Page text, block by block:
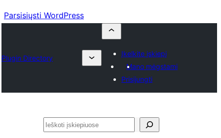
Parsisiųsti WordPress
Plugin Directory
Įkelkite įskiepį
Mano mėgstami
Prisijungti
Paieška